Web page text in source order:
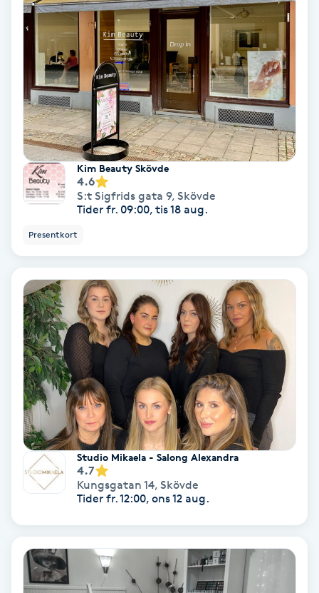
Fotmassage
Fotsvamp
Fotvård
Fransar
Fransborttagning
Fransförlängning
Fransförlängning Megavolym
Fransförlängning Volym
Fransk manikyr
Fransrengöring
Frekvensterapi
Frisör
Kim Beauty Skövde
4.6
S:t Sigfrids gata 9, Skövde
Tider fr. 09:00, tis 18 aug.
Presentkort
Studio Mikaela - Salong Alexandra
4.7
Kungsgatan 14, Skövde
Tider fr. 12:00, ons 12 aug.